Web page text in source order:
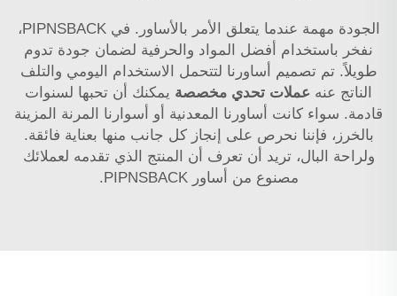
الجودة مهمة عندما يتعلق الأمر بالأساور. في PIPNSBACK،
نفخر باستخدام أفضل المواد والحرفية لضمان جودة تدوم
طويلاً. تم تصميم أساورنا لتتحمل الاستخدام اليومي والتلف
الناتج عنه عملات تحدي مخصصة يمكنك أن تحبها لسنوات
قادمة. سواء كانت أساورنا المعدنية أو أسوارنا المرنة المزينة
بالخرز، فإننا نحرص على إنجاز كل جانب منها بعناية فائقة.
ولراحة البال، تريد أن تعرف أن المنتج الذي تقدمه لعملائك
مصنوع من أساور PIPNSBACK.